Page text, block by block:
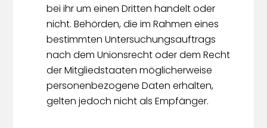
bei ihr um einen Dritten handelt oder
nicht. Behörden, die im Rahmen eines
bestimmten Untersuchungsauftrags
nach dem Unionsrecht oder dem Recht
der Mitgliedstaaten möglicherweise
personenbezogene Daten erhalten,
gelten jedoch nicht als Empfänger.